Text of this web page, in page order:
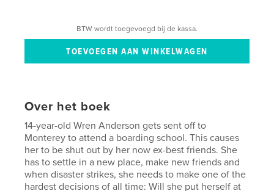
BTW wordt toegevoegd bij de kassa.
Over het boek
14-year-old Wren Anderson gets sent off to
Monterey to attend a boarding school. This causes
her to be shut out by her now ex-best friends. She
has to settle in a new place, make new friends and
when disaster strikes, she needs to make one of the
hardest decisions of all time: Will she put herself at